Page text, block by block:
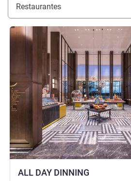
Restaurantes
ALL DAY DINNING
Más información